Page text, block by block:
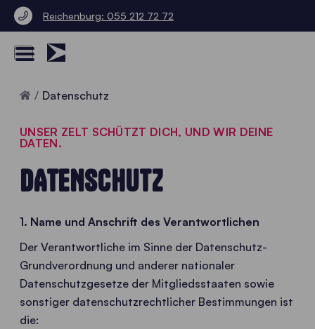
Reichenburg: 055 212 72 72
Home
Datenschutz
UNSER ZELT SCHÜTZT DICH, UND WIR DEINE
DATEN.
DATENSCHUTZ
1. Name und Anschrift des Verantwortlichen
Der Verantwortliche im Sinne der Datenschutz-
Grundverordnung und anderer nationaler
Datenschutzgesetze der Mitgliedsstaaten sowie
sonstiger datenschutzrechtlicher Bestimmungen ist
die: